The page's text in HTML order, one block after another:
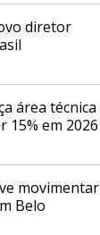
diretor
área técnica
15% em 2026
movimentar
Belo